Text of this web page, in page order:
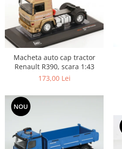
Macheta auto cap tractor
Renault R390, scara 1:43
173,00 Lei
NOU